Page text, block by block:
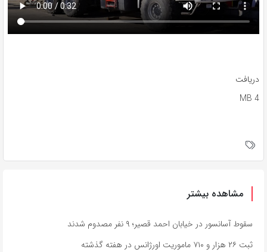
دریافت
4 MB
مشاهده بیشتر
سقوط آسانسور در خیابان احمد قصیر؛ ۹ نفر مصدوم شدند
ثبت ۲۶ هزار و ۷۱۰ ماموریت اورژانس در هفته گذشته